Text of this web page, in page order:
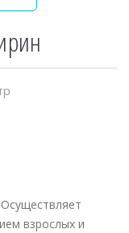
взрослых и